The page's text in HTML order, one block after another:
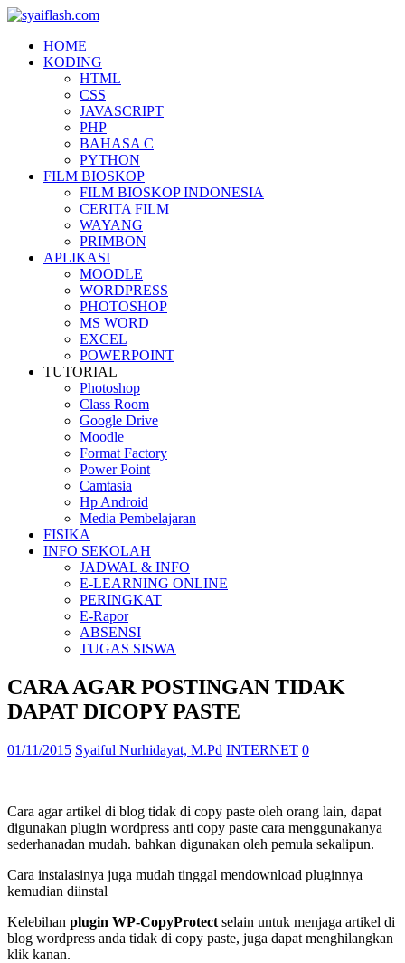
HOME
KODING
HTML
CSS
JAVASCRIPT
PHP
BAHASA C
PYTHON
FILM BIOSKOP
FILM BIOSKOP INDONESIA
CERITA FILM
WAYANG
PRIMBON
APLIKASI
MOODLE
WORDPRESS
PHOTOSHOP
MS WORD
EXCEL
POWERPOINT
TUTORIAL
Photoshop
Class Room
Google Drive
Moodle
Format Factory
Power Point
Camtasia
Hp Android
Media Pembelajaran
FISIKA
INFO SEKOLAH
JADWAL & INFO
E-LEARNING ONLINE
PERINGKAT
E-Rapor
ABSENSI
TUGAS SISWA
CARA AGAR POSTINGAN TIDAK
DAPAT DICOPY PASTE
01/11/2015 Syaiful Nurhidayat, M.Pd INTERNET 0
Cara agar artikel di blog tidak di copy paste oleh orang lain, dapat
digunakan plugin wordpress anti copy paste cara menggunakanya
sederhanadan mudah. bahkan digunakan oleh pemula sekalipun.
Cara instalasinya juga mudah tinggal mendownload pluginnya
kemudian diinstal
Kelebihan plugin WP-CopyProtect selain untuk menjaga artikel di
blog wordpress anda tidak di copy paste, juga dapat menghilangkan
klik kanan.